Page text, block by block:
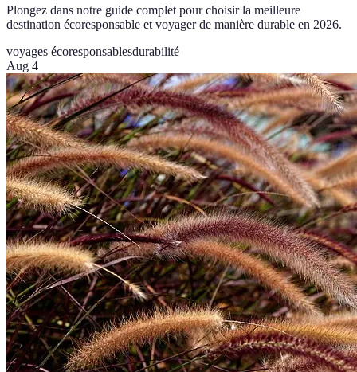
Plongez dans notre guide complet pour choisir la meilleure
destination écoresponsable et voyager de manière durable en 2026.
voyages écoresponsablesdurabilité
Aug 4